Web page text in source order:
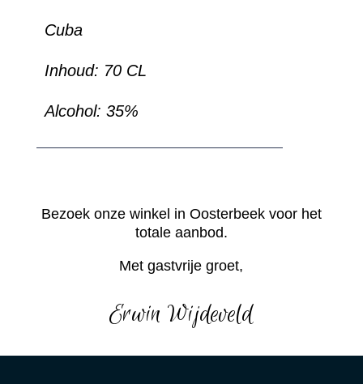
Cuba
Inhoud: 70 CL
Alcohol: 35%
Bezoek onze winkel in Oosterbeek voor het
totale aanbod.
Met gastvrije groet,
Erwin Wijdeveld